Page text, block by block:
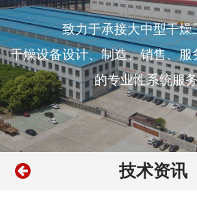
致力于承接大中型干燥
干燥设备设计、制造、销售、服
的专业性系统服
技术资讯